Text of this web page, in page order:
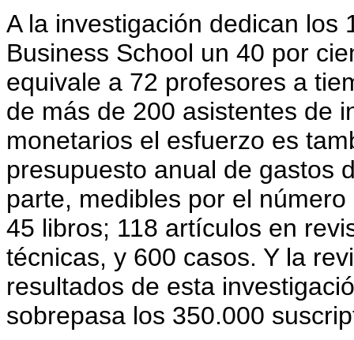
A la investigación dedican los
Business School un 40 por
equivale a 72 profesores a
de más de 200 asistentes de
monetarios el esfuerzo es
presupuesto anual de gastos
parte, medibles por el
45 libros; 118 artículos en
técnicas, y 600 casos. Y la
resultados de esta
sobrepasa los 350.000